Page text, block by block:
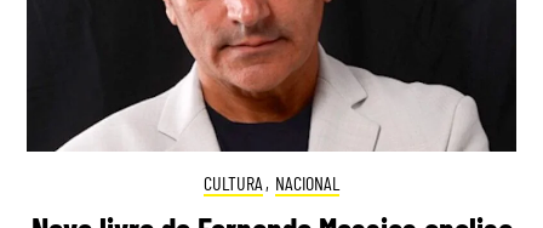
CULTURA , NACIONAL